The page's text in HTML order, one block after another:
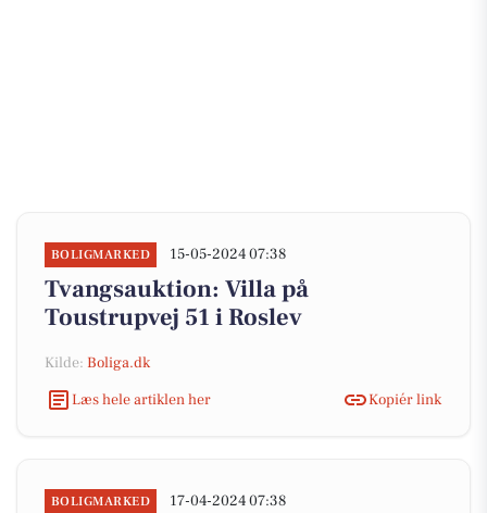
BOLIGMARKED 15-05-2024 07:38
Tvangsauktion: Villa på
Toustrupvej 51 i Roslev
Kilde: Boliga.dk
Læs hele artiklen her
Kopiér link
BOLIGMARKED 17-04-2024 07:38